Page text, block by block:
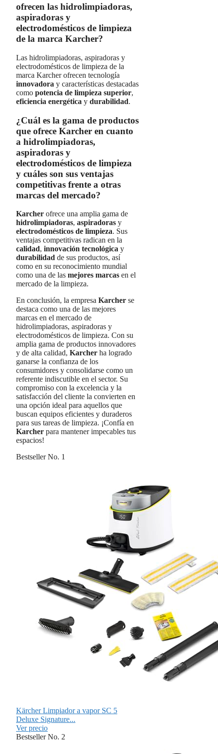
ofrecen las hidrolimpiadoras,
aspiradoras y
electrodomésticos de limpieza
de la marca Karcher?
Las hidrolimpiadoras, aspiradoras y
electrodomésticos de limpieza de la
marca Karcher ofrecen tecnología
innovadora y características destacadas
como potencia de limpieza superior,
eficiencia energética y durabilidad.
¿Cuál es la gama de productos
que ofrece Karcher en cuanto
a hidrolimpiadoras,
aspiradoras y
electrodomésticos de limpieza
y cuáles son sus ventajas
competitivas frente a otras
marcas del mercado?
Karcher ofrece una amplia gama de
hidrolimpiadoras, aspiradoras y
electrodomésticos de limpieza. Sus
ventajas competitivas radican en la
calidad, innovación tecnológica y
durabilidad de sus productos, así
como en su reconocimiento mundial
como una de las mejores marcas en el
mercado de la limpieza.
En conclusión, la empresa Karcher se
destaca como una de las mejores
marcas en el mercado de
hidrolimpiadoras, aspiradoras y
electrodomésticos de limpieza. Con su
amplia gama de productos innovadores
y de alta calidad, Karcher ha logrado
ganarse la confianza de los
consumidores y consolidarse como un
referente indiscutible en el sector. Su
compromiso con la excelencia y la
satisfacción del cliente la convierten en
una opción ideal para aquellos que
buscan equipos eficientes y duraderos
para sus tareas de limpieza. ¡Confía en
Karcher para mantener impecables tus
espacios!
Bestseller No. 1
Kärcher Limpiador a vapor SC 5
Deluxe Signature...
Ver precio
Bestseller No. 2